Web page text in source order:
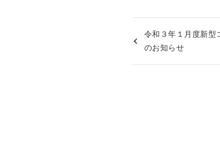
令和３年１月度新型
のお知らせ